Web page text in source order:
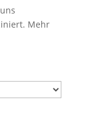
Mehr